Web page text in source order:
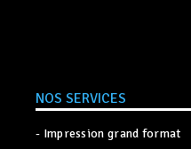
NOS SERVICES
- Impression grand format